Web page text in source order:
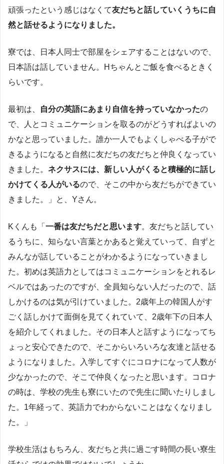
頑張ったという感じはなくて友だちと話していくうちに自
然と話せるようになりました。
寮では、日本人同士で部屋をシェアすることはないので、
日本語は話していません。Hちゃんとご飯を食べるときく
らいです。
最初は、 自分の英語にあまり自信を持っていなかったの
で、人とコミュニケーションを取るのがどうすればよいの
かなと思っていました。誰か一人でもよくしゃべる子がで
きるようになると自然に友だちの友だちと仲良くなってい
きました。 ネクサスには、新しい人がくると積極的に話し
かけてくる人がいるので、そこの中から友だちができてい
きました。」と、Yさん。
Kくんも「 一番は友だちだと思います。友だちと話してい
るうちに、知らない言葉とかあると覚えていって、自ずと
みんなが話していることがわかるようになっていきまし
た。初めは英語力としてはコミュニケーションをとれるレ
ベルではあったのですが、全員知らない人だったので、話
しかけるのは気が引けていました。2歳年上の韓国人がす
ごく話しかけて面倒を見てくれていて、2歳年下の日本人
を紹介してくれました。その日本人と話すようになってち
ょっと安心できたので、そこからいろいろな友達と話せる
ようになりました。入学してすぐにコロナになって人数が
少なかったので、そこで仲良くなったと思います。コロナ
の時は、学校の先生も寮にいたので先生に聞いたりしまし
た。1年経って、英語力でわからないことはなくなりまし
た。」
学校生活はもちろん、友だちと共に過ごす時間の長い寮生